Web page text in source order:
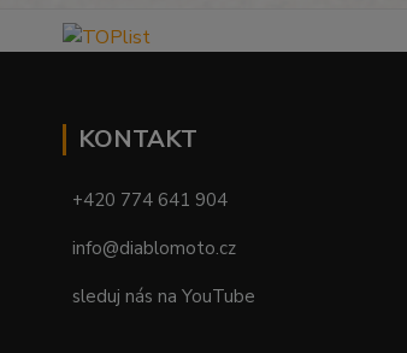
KONTAKT
+420 774 641 904
info@diablomoto.cz
sleduj nás na YouTube